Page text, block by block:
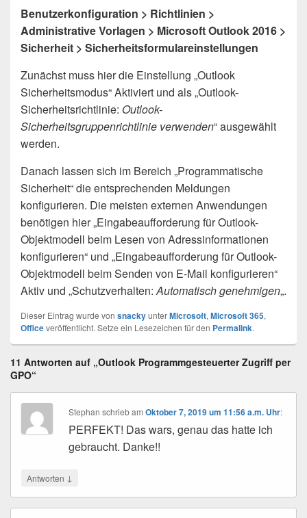
Benutzerkonfiguration > Richtlinien >
Administrative Vorlagen > Microsoft Outlook 2016 >
Sicherheit > Sicherheitsformulareinstellungen
Zunächst muss hier die Einstellung „Outlook
Sicherheitsmodus“ Aktiviert und als „Outlook-
Sicherheitsrichtlinie: Outlook-
Sicherheitsgruppenrichtlinie verwenden“ ausgewählt
werden.
Danach lassen sich im Bereich „Programmatische
Sicherheit“ die entsprechenden Meldungen
konfigurieren. Die meisten externen Anwendungen
benötigen hier „Eingabeaufforderung für Outlook-
Objektmodell beim Lesen von Adressinformationen
konfigurieren“ und „Eingabeaufforderung für Outlook-
Objektmodell beim Senden von E-Mail konfigurieren“
Aktiv und „Schutzverhalten: Automatisch genehmigen„.
Dieser Eintrag wurde von snackyunterMicrosoft, Microsoft 365,
Officeveröffentlicht. Setze ein Lesezeichen für den Permalink.
11 Antworten auf „Outlook Programmgesteuerter Zugriff per
GPO“
Stephan schriebamOktober 7, 2019 um 11:56 a.m. Uhr:
PERFEKT! Das wars, genau das hatte ich
gebraucht. Danke!!
Antworten ↓